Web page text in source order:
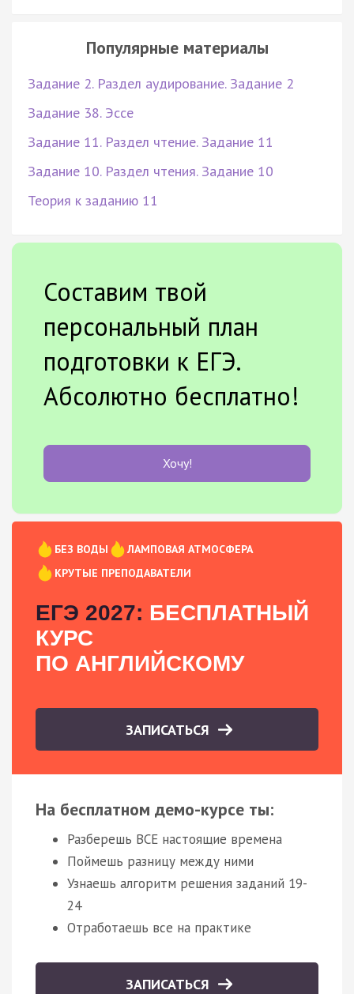
Популярные материалы
Задание 2. Раздел аудирование. Задание 2
Задание 38. Эссе
Задание 11. Раздел чтение. Задание 11
Задание 10. Раздел чтения. Задание 10
Теория к заданию 11
Составим твой
персональный план
подготовки к ЕГЭ.
Абсолютно бесплатно!
Хочу!
БЕЗ ВОДЫ
ЛАМПОВАЯ АТМОСФЕРА
КРУТЫЕ ПРЕПОДАВАТЕЛИ
ЕГЭ 2027: БЕСПЛАТНЫЙ
КУРС
ПО АНГЛИЙСКОМУ
ЗАПИСАТЬСЯ
На бесплатном демо-курсе ты:
Разберешь ВСЕ настоящие времена
Поймешь разницу между ними
Узнаешь алгоритм решения заданий 19-
24
Отработаешь все на практике
ЗАПИСАТЬСЯ